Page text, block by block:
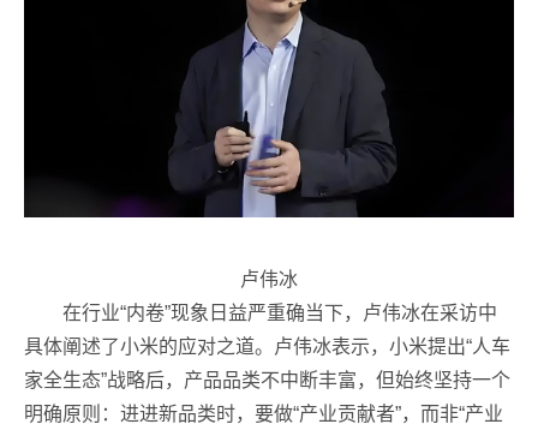
卢伟冰
在行业“内卷”现象日益严重确当下，卢伟冰在采访中
具体阐述了小米的应对之道。卢伟冰表示，小米提出“人车
家全生态”战略后，产品品类不中断丰富，但始终坚持一个
明确原则：进进新品类时，要做“产业贡献者”，而非“产业